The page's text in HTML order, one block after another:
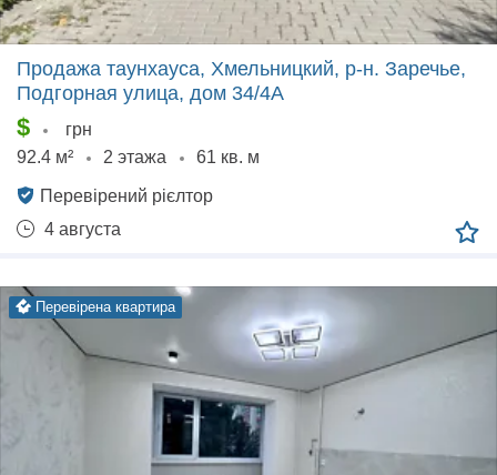
Продажа таунхауса, Хмельницкий, р‑н. Заречье,
Подгорная улица, дом 34/4А
$
грн
92.4 м²
2 этажа 61 кв. м
Перевірений рієлтор
4 августа
перевірена квартира